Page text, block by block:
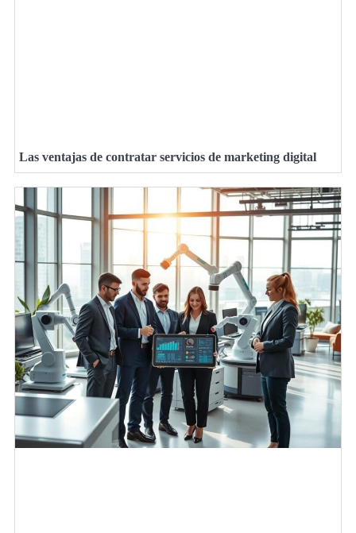
Las ventajas de contratar servicios de marketing digital